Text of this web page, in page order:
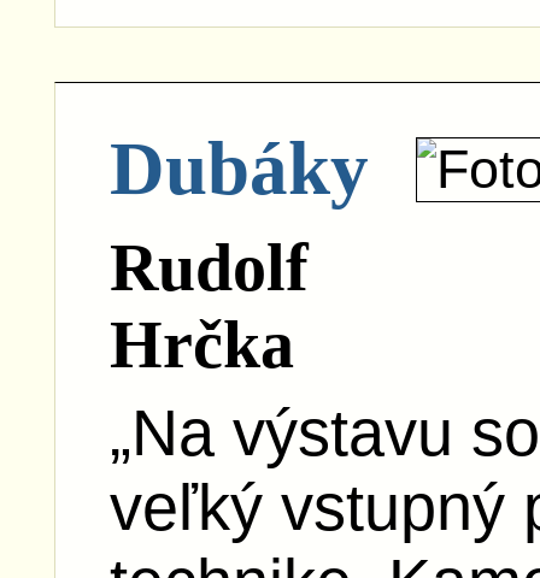
Dubáky
Rudolf
Hrčka
„Na výstavu
veľký vstupný